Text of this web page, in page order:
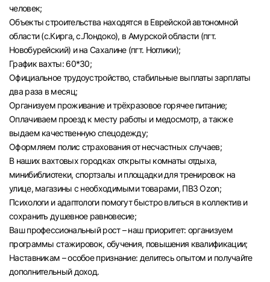
Уфа
человек;
Объекты строительства находятся в Еврейской автономной
области (с.Кирга, с.Лондоко), в Амурской области (пгт.
Новобурейский) и на Сахалине (пгт. Ноглики);
График вахты: 60*30;
Официальное трудоустройство, стабильные выплаты зарплаты
два раза в месяц;
Организуем проживание и трёхразовое горячее питание;
Оплачиваем проезд к месту работы и медосмотр, а также
выдаем качественную спецодежду;
Оформляем полис страхования от несчастных случаев;
В наших вахтовых городках открыты комнаты отдыха,
минибиблиотеки, спортзалы и площадки для тренировок на
улице, магазины с необходимыми товарами, ПВЗ Ozon;
Психологи и адаптологи помогут быстро влиться в коллектив и
сохранить душевное равновесие;
Ваш профессиональный рост – наш приоритет: организуем
программы стажировок, обучения, повышения квалификации;
Наставникам – особое признание: делитесь опытом и получайте
дополнительный доход.